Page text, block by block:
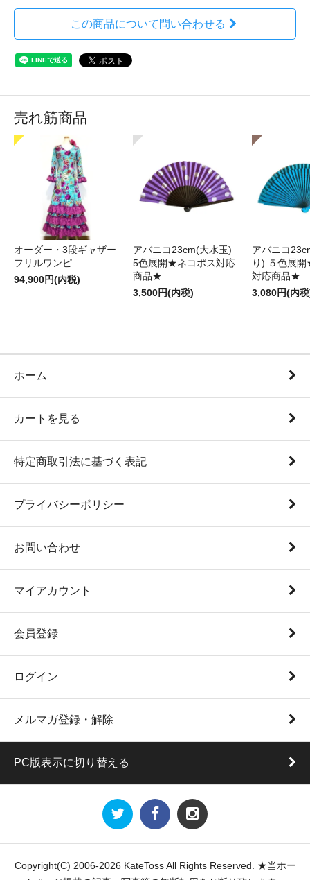
この商品について問い合わせる
売れ筋商品
オーダー・3段ギャザー
フリルワンピ
94,900円(内税)
アバニコ23cm(大水玉)
5色展開★ネコポス対応
商品★
3,500円(内税)
アバニコ
り) ５色展
対応商品★
3,080円(内
ホーム
カートを見る
特定商取引法に基づく表記
プライバシーポリシー
お問い合わせ
マイアカウント
会員登録
ログイン
メルマガ登録・解除
PC版表示に切り替える
Copyright(C) 2006-2026 KateToss All Rights Reserved. ★当ホー